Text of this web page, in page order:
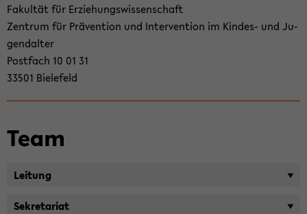
Fa­kul­tät für Er­zie­hungs­wis­sen­schaft
Zen­trum für Prä­ven­ti­on und In­ter­ven­ti­on im Kindes-​ und Ju­
gend­al­ter
Post­fach 10 01 31
33501 Bie­le­feld
Team
Lei­tung
Se­kre­ta­ri­at